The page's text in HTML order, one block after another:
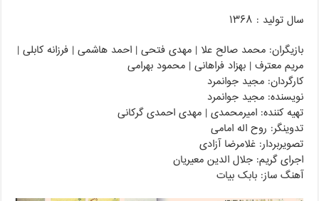
سال تولید : ۱۳۶۸
بازیگران: محمد صالح علا | مهدی فتحی | احمد هاشمی | فرزانه کابلی |
مریم معترف | بهزاد فراهانی | محمود بهرامی
کارگردان: مجید جوانمرد
نویسنده: مجید جوانمرد
تهیه کننده: امیرمحمدی | مهدی احمدی گرکانی
تدوینگر: روح اله امامی
تصویربردار: غلامرضا آزادی
اجرای گریم: جلال الدین معیریان
آهنگ ساز: بابک بیات